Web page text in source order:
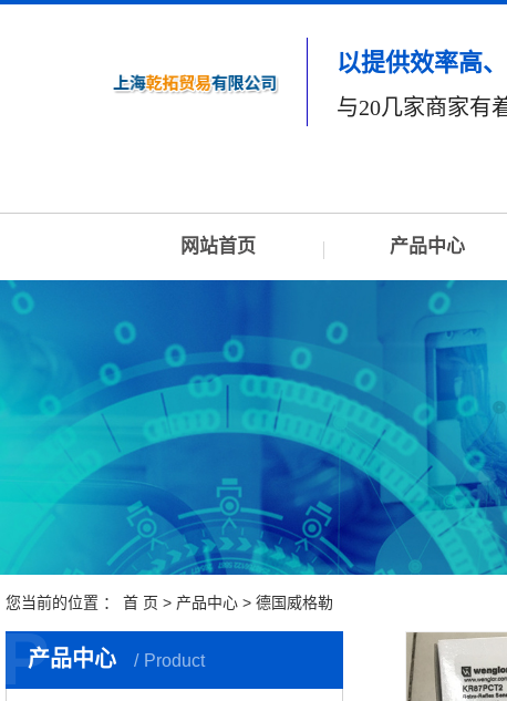
以提供效率高
与20几家商家有
网站首页 产品中心
您当前的位置 ： 首 页 > 产品中心 > 德国威格勒
产品中心 Product
P